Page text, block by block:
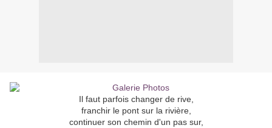
Il faut parfois changer de rive,
franchir le pont sur la rivière,
continuer son chemin d'un pas sur,